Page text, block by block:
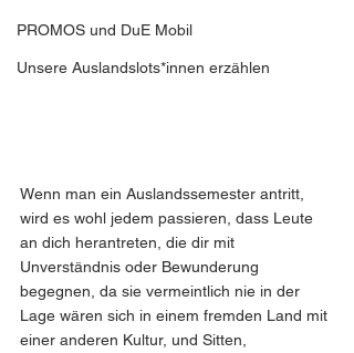
PROMOS und DuE Mobil
Unsere Auslandslots*innen erzählen
Wenn man ein Auslandssemester antritt,
wird es wohl jedem passieren, dass Leute
an dich herantreten, die dir mit
Unverständnis oder Bewunderung
begegnen, da sie vermeintlich nie in der
Lage wären sich in einem fremden Land mit
einer anderen Kultur, und Sitten,